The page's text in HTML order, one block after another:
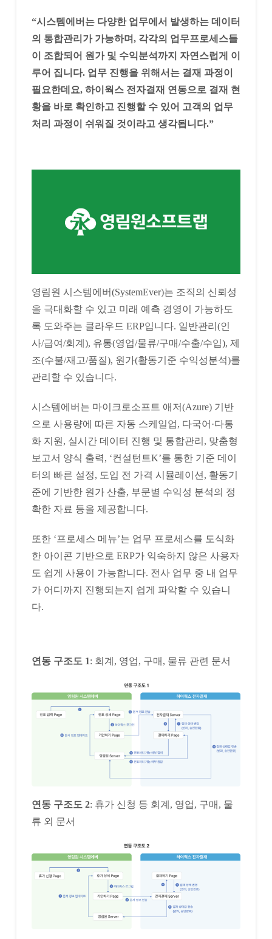
“시스템에버는 다양한 업무에서 발생하는 데이터
의 통합관리가 가능하며, 각각의 업무프로세스들
이 조합되어 원가 및 수익분석까지 자연스럽게 이
루어 집니다. 업무 진행을 위해서는 결재 과정이
필요한데요, 하이웍스 전자결재 연동으로 결재 현
황을 바로 확인하고 진행할 수 있어 고객의 업무
처리 과정이 쉬워질 것이라고 생각됩니다.”
영림원 시스템에버(SystemEver)는 조직의 신뢰성
을 극대화할 수 있고 미래 예측 경영이 가능하도
록 도와주는 클라우드 ERP입니다. 일반관리(인
사/급여/회계), 유통(영업/물류/구매/수출/수입), 제
조(수불/재고/품질), 원가(활동기준 수익성분석)를
관리할 수 있습니다.
시스템에버는 마이크로소프트 애저(Azure) 기반
으로 사용량에 따른 자동 스케일업, 다국어·다통
화 지원, 실시간 데이터 진행 및 통합관리, 맞춤형
보고서 양식 출력, ‘컨설턴트K’를 통한 기준 데이
터의 빠른 설정, 도입 전 가격 시뮬레이션, 활동기
준에 기반한 원가 산출, 부문별 수익성 분석의 정
확한 자료 등을 제공합니다.
또한 ‘프로세스 메뉴’는 업무 프로세스를 도식화
한 아이콘 기반으로 ERP가 익숙하지 않은 사용자
도 쉽게 사용이 가능합니다. 전사 업무 중 내 업무
가 어디까지 진행되는지 쉽게 파악할 수 있습니
다.
연동 구조도 1: 회계, 영업, 구매, 물류 관련 문서
연동 구조도 2: 휴가 신청 등 회계, 영업, 구매, 물
류 외 문서